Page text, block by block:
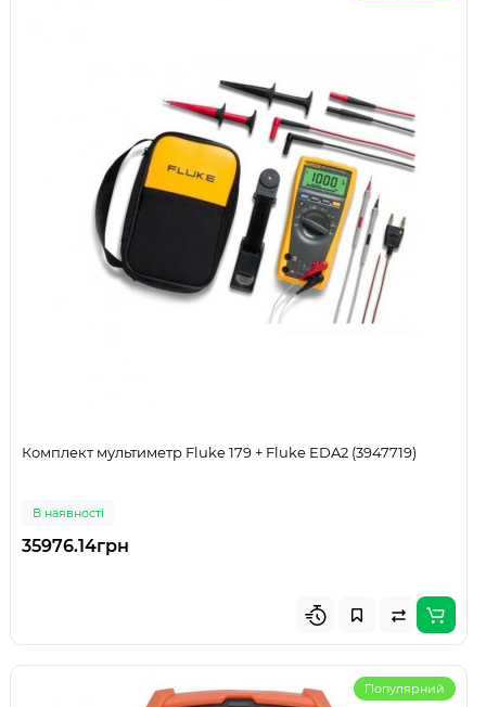
Комплект мультиметр Fluke 179 + Fluke EDA2 (3947719)
В наявності
35976.14грн
Популярний